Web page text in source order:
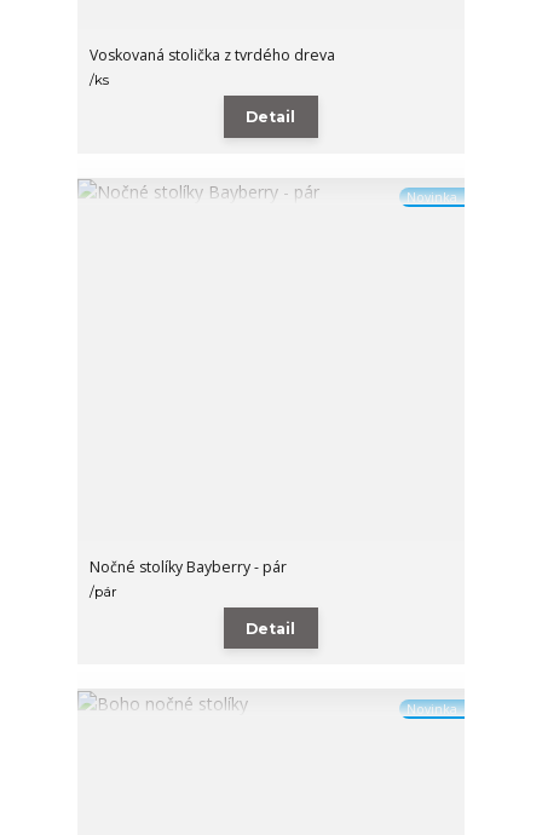
Voskovaná stolička z tvrdého dreva
/ks
Detail
Novinka
Nočné stolíky Bayberry - pár
/pár
Detail
Novinka